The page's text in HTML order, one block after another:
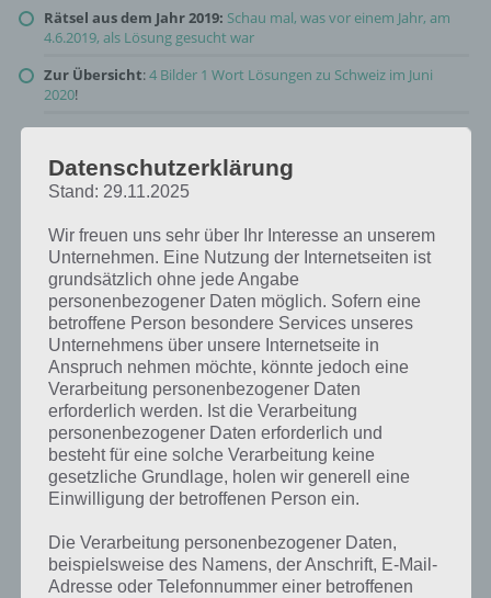
Rätsel aus dem Jahr 2019: Schau mal, was vor einem Jahr, am
4.6.2019, als Lösung gesucht war
Zur Übersicht:4 Bilder 1 Wort Lösungen zu Schweiz im Juni
2020!
Datenschutzerklärung
Stand: 29.11.2025
Wir freuen uns sehr über Ihr Interesse an unserem
Unternehmen. Eine Nutzung der Internetseiten ist
grundsätzlich ohne jede Angabe
personenbezogener Daten möglich. Sofern eine
betroffene Person besondere Services unseres
Unternehmens über unsere Internetseite in
Anspruch nehmen möchte, könnte jedoch eine
Verarbeitung personenbezogener Daten
erforderlich werden. Ist die Verarbeitung
personenbezogener Daten erforderlich und
besteht für eine solche Verarbeitung keine
gesetzliche Grundlage, holen wir generell eine
Einwilligung der betroffenen Person ein.
Die Verarbeitung personenbezogener Daten,
beispielsweise des Namens, der Anschrift, E-Mail-
Adresse oder Telefonnummer einer betroffenen